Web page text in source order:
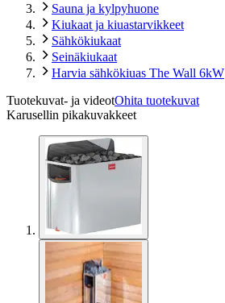
Sauna ja kylpyhuone
Kiukaat ja kiuastarvikkeet
Sähkökiukaat
Seinäkiukaat
Harvia sähkökiuas The Wall 6kW
Tuotekuvat- ja videotOhita tuotekuvat
Karusellin pikakuvakkeet